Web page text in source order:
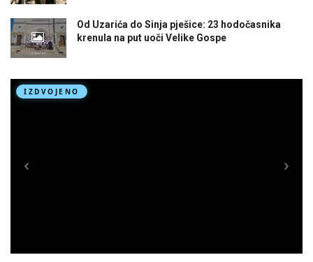
Od Uzarića do Sinja pješice: 23 hodočasnika
krenula na put uoči Velike Gospe